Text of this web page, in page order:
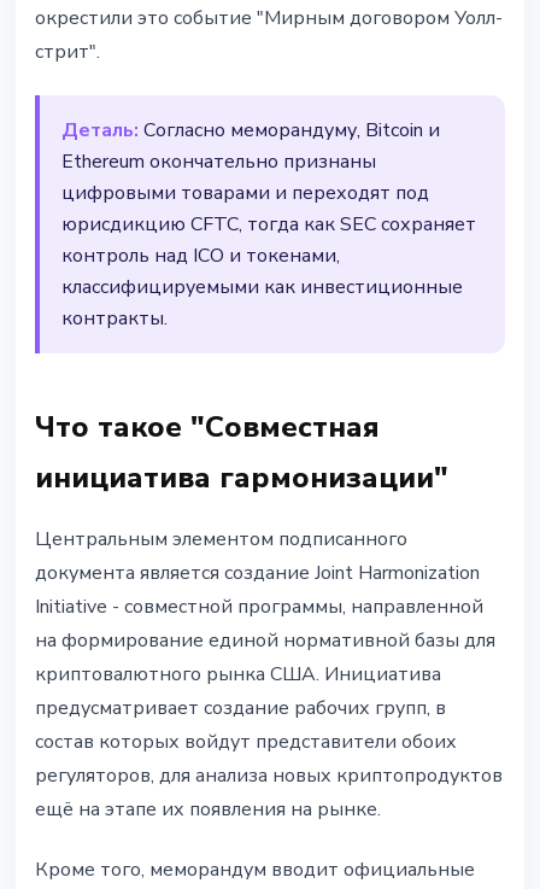
окрестили это событие "Мирным договором Уолл-
стрит".
Деталь: Согласно меморандуму, Bitcoin и
Ethereum окончательно признаны
цифровыми товарами и переходят под
юрисдикцию CFTC, тогда как SEC сохраняет
контроль над ICO и токенами,
классифицируемыми как инвестиционные
контракты.
Что такое "Совместная
инициатива гармонизации"
Центральным элементом подписанного
документа является создание Joint Harmonization
Initiative - совместной программы, направленной
на формирование единой нормативной базы для
криптовалютного рынка США. Инициатива
предусматривает создание рабочих групп, в
состав которых войдут представители обоих
регуляторов, для анализа новых криптопродуктов
ещё на этапе их появления на рынке.
Кроме того, меморандум вводит официальные